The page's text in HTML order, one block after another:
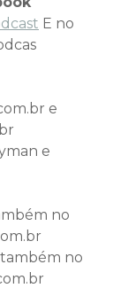
E no
e
e
no
no